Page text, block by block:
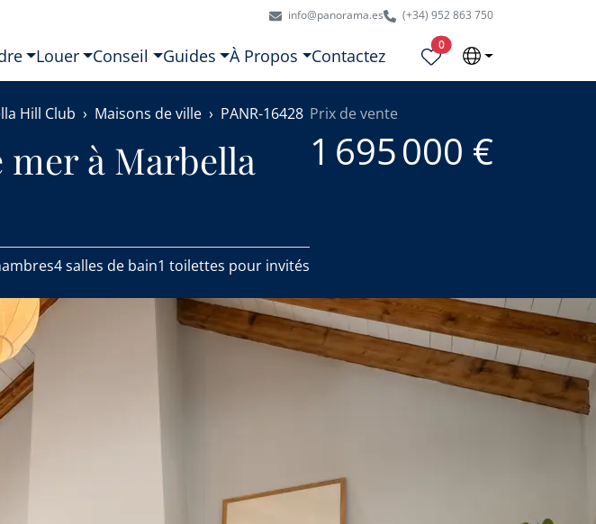
info@panorama.es (+34) 952 863 750
Louer Conseil Guides À Propos Contactez
0Propriétés sélectionnées
Hill Club Maisons de ville PANR-16428
mer à Marbella
4 salles de bain1 toilettes pour invités
Prix de vente
1 695 000 €